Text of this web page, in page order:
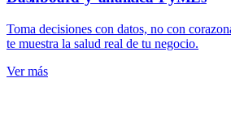
Toma decisiones con datos, no con
te muestra la salud real de tu negocio.
Ver más